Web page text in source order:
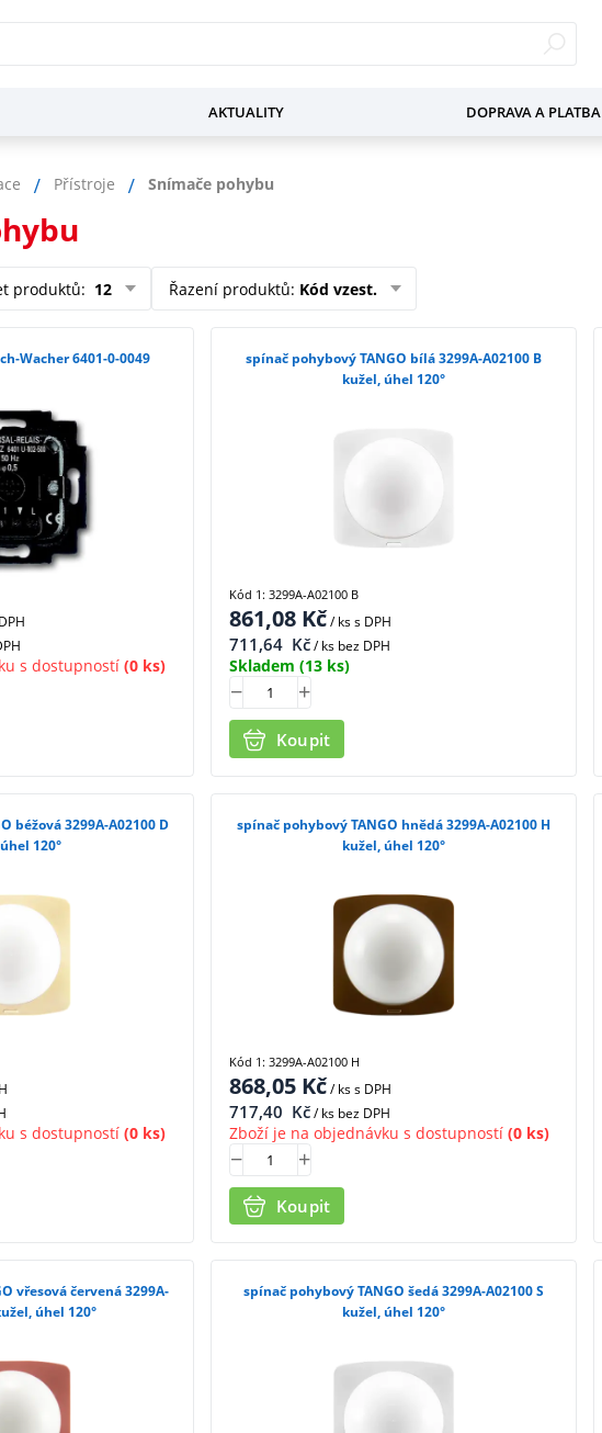
AKTUALITY DOPRAVA A PLATBA
Přístroje Snímače pohybu
produktů: 12 Řazení produktů: Kód vzest.
Wacher 6401-0-0049
s dostupností (0 ks)
spínač pohybový TANGO bílá 3299A-A02100 B
kužel, úhel 120°
861,08Kč/ kss DPH
711,64 Kč/ ks bez DPH
Skladem (13 ks)
Koupit
Kód 1: 3299A-A02100 B
béžová 3299A-A02100 D
120°
s dostupností (0 ks)
spínač pohybový TANGO hnědá 3299A-A02100 H
kužel, úhel 120°
868,05Kč/ kss DPH
717,40 Kč/ ks bez DPH
Zboží je na objednávku s dostupností(0 ks)
Koupit
Kód 1: 3299A-A02100 H
vřesová červená 3299A-
úhel 120°
spínač pohybový TANGO šedá 3299A-A02100 S
kužel, úhel 120°